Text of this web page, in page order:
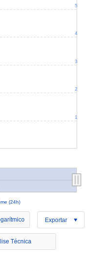
(24h)
1
2
3
4
5
Exportar
Técnica